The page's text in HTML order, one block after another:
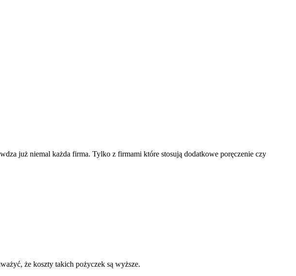
już niemal każda firma. Tylko z firmami które stosują dodatkowe poręczenie czy
że koszty takich pożyczek są wyższe.